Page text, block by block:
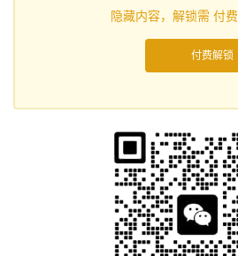
隐藏内容，解锁需 付费
付费解锁